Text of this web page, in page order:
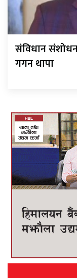
संविधान
गगन थापा